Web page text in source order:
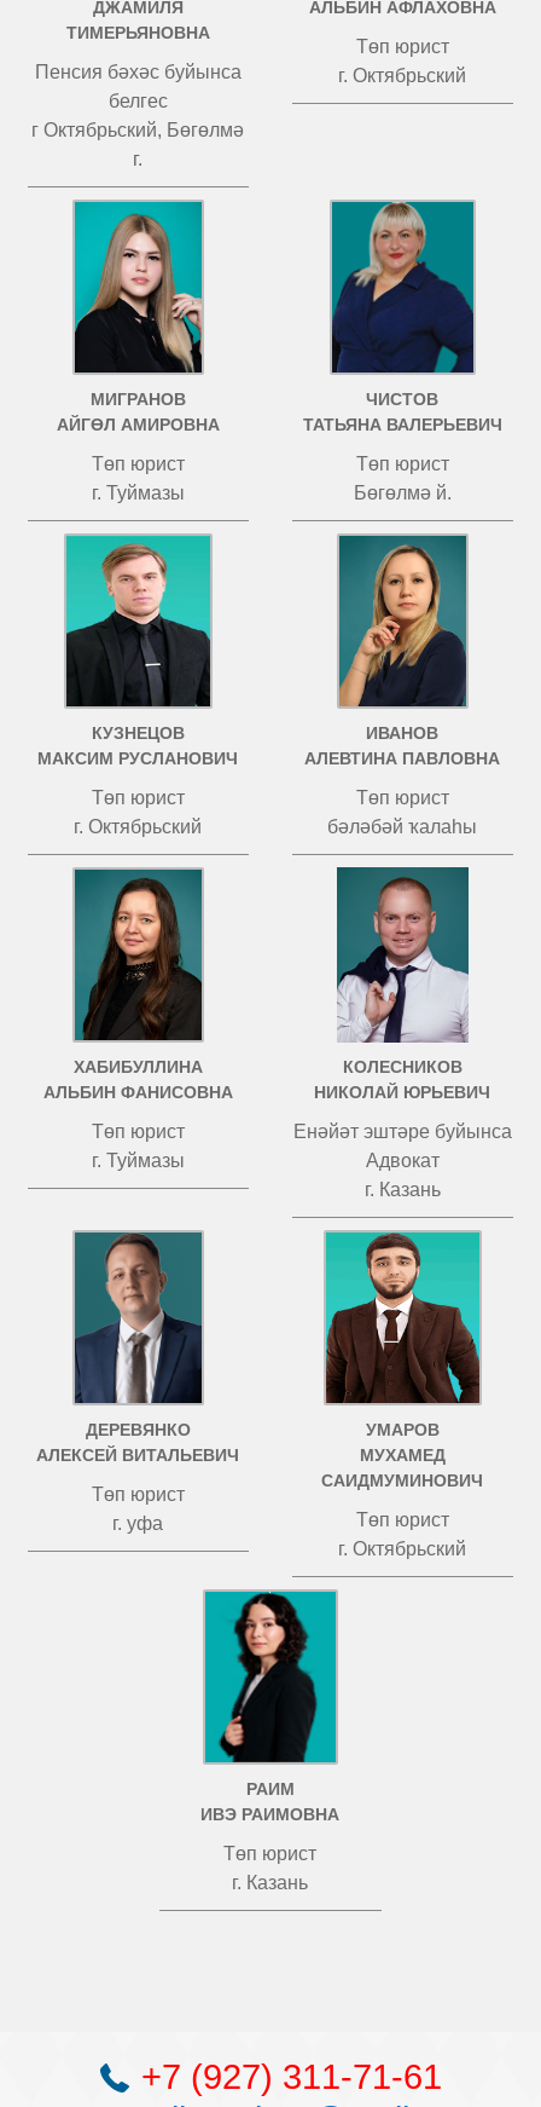
ДЖАМИЛЯ
ТИМЕРЬЯНОВНА
Пенсия бәхәс буйынса
белгес
г Октябрьский, Бөгөлмә
г.
АЛЬБИН АФЛАХОВНА
Төп юрист
г. Октябрьский
МИГРАНОВ
АЙГӨЛ АМИРОВНА
Төп юрист
г. Туймазы
ЧИСТОВ
ТАТЬЯНА ВАЛЕРЬЕВИЧ
Төп юрист
Бөгөлмә й.
КУЗНЕЦОВ
МАКСИМ РУСЛАНОВИЧ
Төп юрист
г. Октябрьский
ИВАНОВ
АЛЕВТИНА ПАВЛОВНА
Төп юрист
бәләбәй ҡалаһы
ХАБИБУЛЛИНА
АЛЬБИН ФАНИСОВНА
Төп юрист
г. Туймазы
КОЛЕСНИКОВ
НИКОЛАЙ ЮРЬЕВИЧ
Енәйәт эштәре буйынса
Адвокат
г. Казань
ДЕРЕВЯНКО
АЛЕКСЕЙ ВИТАЛЬЕВИЧ
Төп юрист
г. уфа
УМАРОВ
МУХАМЕД
САИДМУМИНОВИЧ
Төп юрист
г. Октябрьский
РАИМ
ИВЭ РАИМОВНА
Төп юрист
г. Казань
+7 (927) 311-71-61